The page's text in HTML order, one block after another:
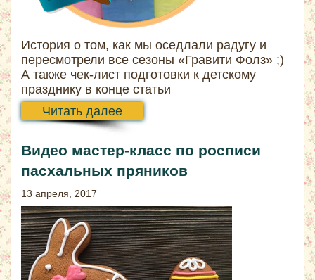
История о том, как мы оседлали радугу и
пересмотрели все сезоны «Гравити Фолз» ;)
А также чек-лист подготовки к детскому
празднику в конце статьи
Читать далее
Видео мастер-класс по росписи
пасхальных пряников
13 апреля, 2017